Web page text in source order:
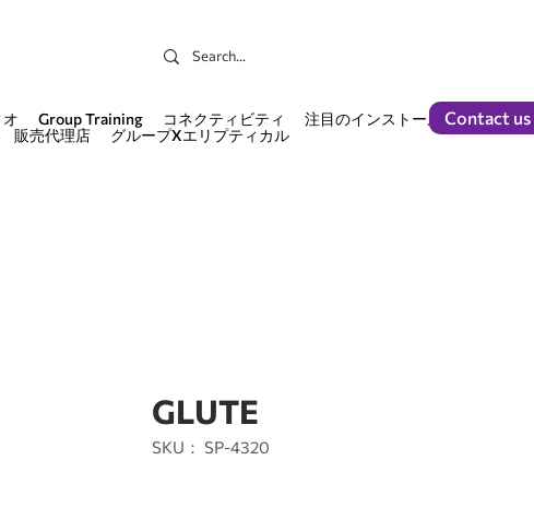
Group Training コネクティビティ 注目のインストール
ビジネス
販売代理店
グループXエリプティカル
Contact us
GLUTE
SKU： SP-4320